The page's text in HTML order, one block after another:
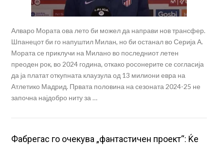
Алваро Мората ова лето би можел да направи нов трансфер.
Шпанецот би го напуштил Милан, но би останал во Серија А.
Мората се приклучи на Милано во последниот летен
преоден рок, во 2024 година, откако росонерите се согласија
да ја платат откупната клаузула од 13 милиони евра на
Атлетико Мадрид. Првата половина на сезоната 2024-25 не
започна најдобро ниту за …
Фабрегас го очекува „фантастичен проект“: Ќе